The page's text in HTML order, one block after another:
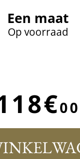
Een maat
Op voorraad
00